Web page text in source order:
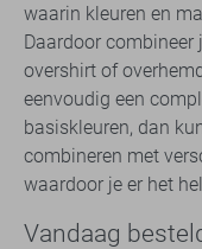
waarin kleuren en
Daardoor combineer
overshirt of
eenvoudig een
basiskleuren, dan
combineren met
waardoor je er het
Vandaag